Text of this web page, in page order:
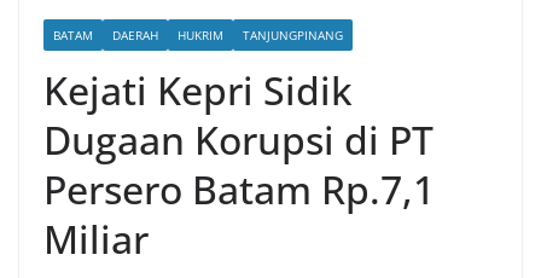
BATAM DAERAH HUKRIM TANJUNGPINANG
Kejati Kepri Sidik
Dugaan Korupsi di PT
Persero Batam Rp.7,1
Miliar